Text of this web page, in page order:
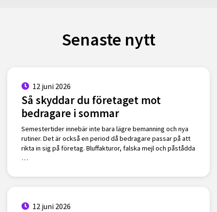
Senaste nytt
12 juni 2026
Så skyddar du företaget mot
bedragare i sommar
Semestertider innebär inte bara lägre bemanning och nya
rutiner. Det är också en period då bedragare passar på att
rikta in sig på företag. Bluffakturor, falska mejl och påstådda
…
12 juni 2026